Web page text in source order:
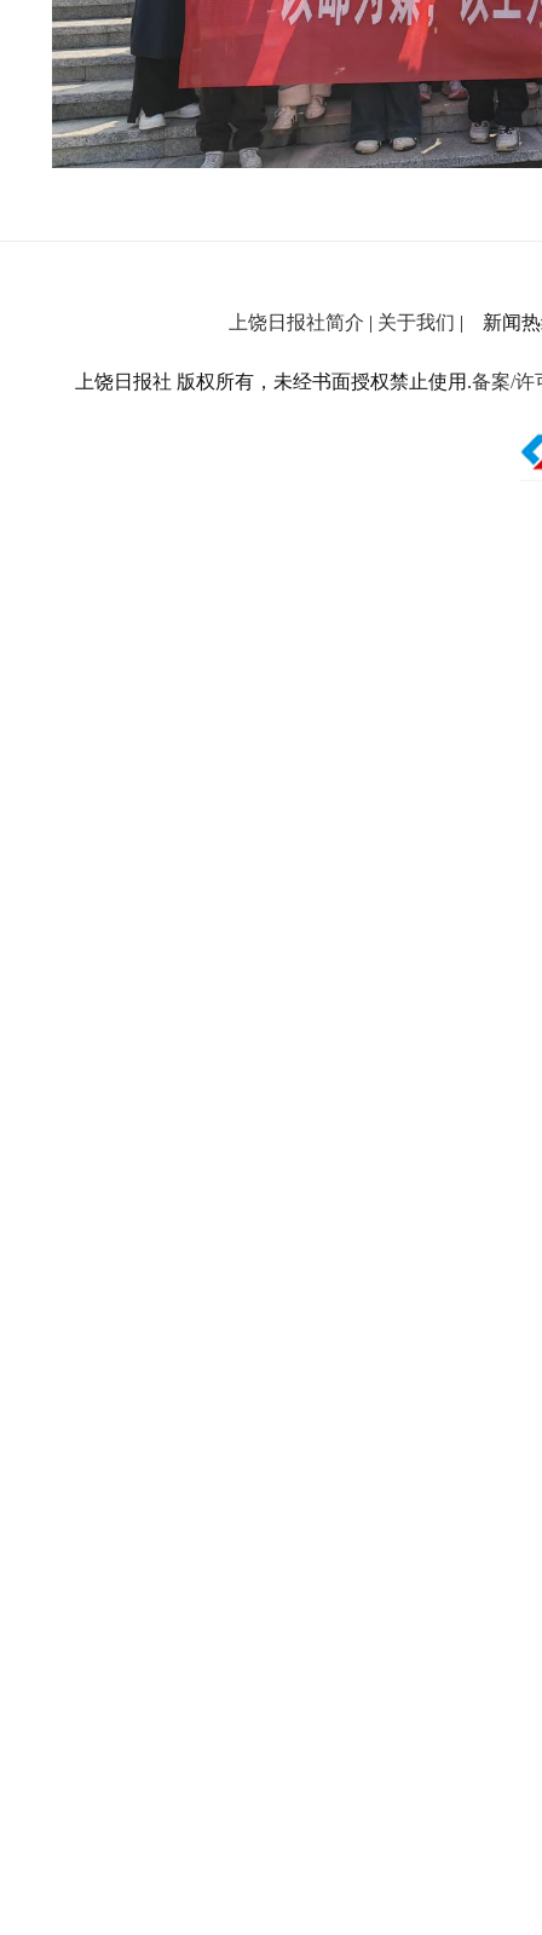
上饶日报社简介 | 关于我们 | 新闻热
上饶日报社 版权所有，未经书面授权禁止使用.备案/许